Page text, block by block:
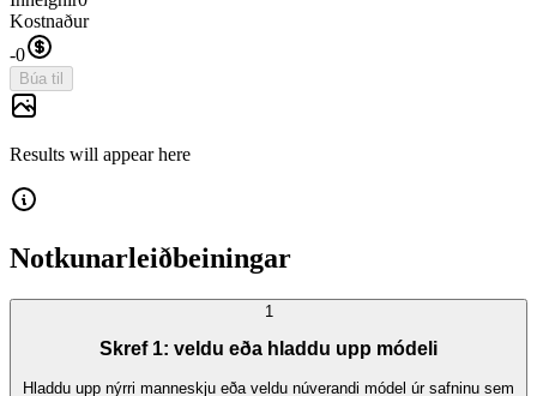
Kostnaður
-0
Búa til
Results will appear here
Notkunarleiðbeiningar
1
Skref 1: veldu eða hladdu upp módeli
Hladdu upp nýrri manneskju eða veldu núverandi módel úr safninu sem